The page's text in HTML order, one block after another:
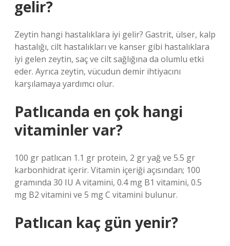
gelir?
Zeytin hangi hastalıklara iyi gelir? Gastrit, ülser, kalp
hastalığı, cilt hastalıkları ve kanser gibi hastalıklara
iyi gelen zeytin, saç ve cilt sağlığına da olumlu etki
eder. Ayrıca zeytin, vücudun demir ihtiyacını
karşılamaya yardımcı olur.
Patlıcanda en çok hangi
vitaminler var?
100 gr patlıcan 1.1 gr protein, 2 gr yağ ve 5.5 gr
karbonhidrat içerir. Vitamin içeriği açısından; 100
gramında 30 IU A vitamini, 0.4 mg B1 vitamini, 0.5
mg B2 vitamini ve 5 mg C vitamini bulunur.
Patlıcan kaç gün yenir?